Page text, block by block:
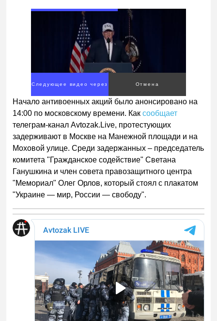
Следующее видео через
3
Отмена
Начало антивоенных акций было анонсировано на
14:00 по московскому времени. Каксообщает
телеграм-канал Avtozak.Live, протестующих
задерживают в Москве на Манежной площади и на
Моховой улице. Среди задержанных – председатель
комитета "Гражданское содействие" Светана
Ганушкина и член совета правозащитного центра
"Мемориал" Олег Орлов, который стоял с плакатом
"Украине — мир, России — свободу".